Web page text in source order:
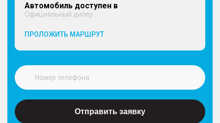
Автомобиль доступен в
Официальный дилер
ПРОЛОЖИТЬ МАРШРУТ
Отправить заявку